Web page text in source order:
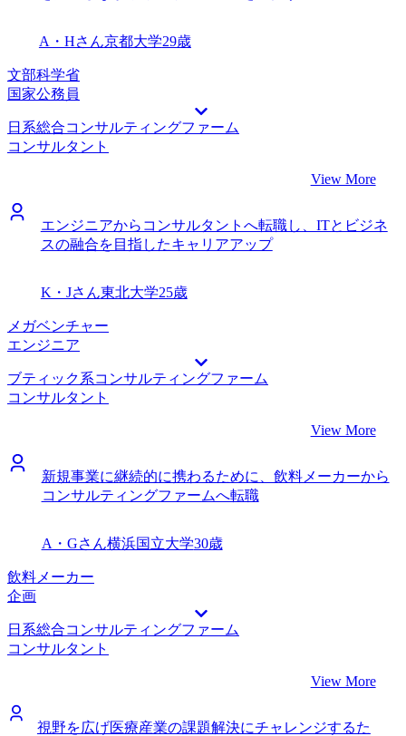
A・Hさん京都大学29歳
文部科学省
国家公務員
日系総合コンサルティングファーム
コンサルタント
View More
エンジニアからコンサルタントへ転職し、ITとビジネ
スの融合を目指したキャリアアップ
K・Jさん東北大学25歳
メガベンチャー
エンジニア
ブティック系コンサルティングファーム
コンサルタント
View More
新規事業に継続的に携わるために、飲料メーカーから
コンサルティングファームへ転職
A・Gさん横浜国立大学30歳
飲料メーカー
企画
日系総合コンサルティングファーム
コンサルタント
View More
視野を広げ医療産業の課題解決にチャレンジするた